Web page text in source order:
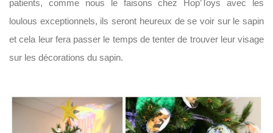
patients, comme nous le faisons chez Hop’Toys avec les
loulous exceptionnels, ils seront heureux de se voir sur le sapin
et cela leur fera passer le temps de tenter de trouver leur visage
sur les décorations du sapin.